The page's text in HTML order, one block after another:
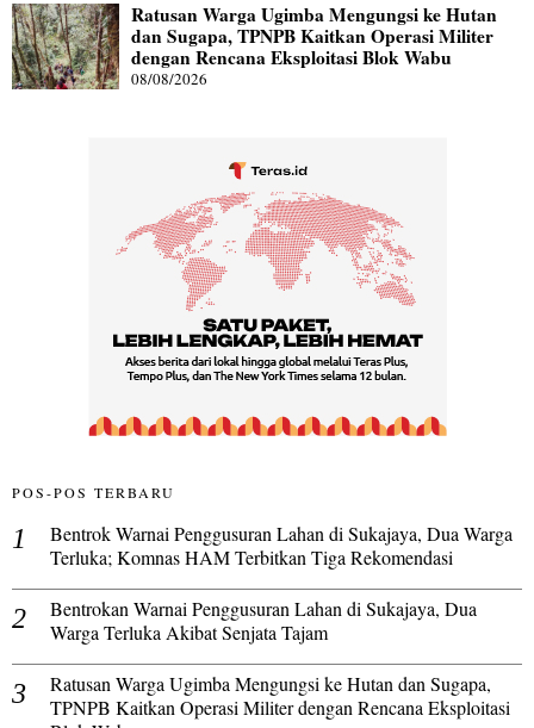
Ratusan Warga Ugimba Mengungsi ke Hutan
dan Sugapa, TPNPB Kaitkan Operasi Militer
dengan Rencana Eksploitasi Blok Wabu
08/08/2026
POS-POS TERBARU
Bentrok Warnai Penggusuran Lahan di Sukajaya, Dua Warga
Terluka; Komnas HAM Terbitkan Tiga Rekomendasi
Bentrokan Warnai Penggusuran Lahan di Sukajaya, Dua
Warga Terluka Akibat Senjata Tajam
Ratusan Warga Ugimba Mengungsi ke Hutan dan Sugapa,
TPNPB Kaitkan Operasi Militer dengan Rencana Eksploitasi